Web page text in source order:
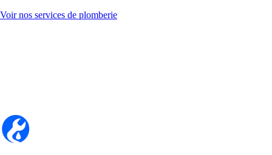
Voir nos services de plomberie